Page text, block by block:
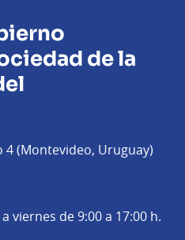
de la
4 (Montevideo, Uruguay)
viernes de 9:00 a 17:00 h.